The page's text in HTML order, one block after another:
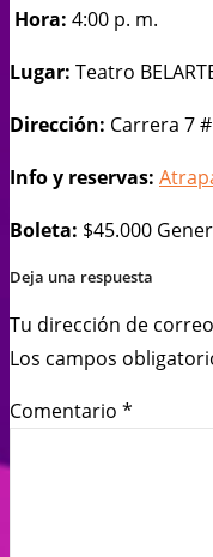
Hora: 4:00 p. m.
Lugar: Teatro
Dirección: Carrera 7
Info y reservas:
Boleta: $45.000
Deja una respuesta
Tu dirección de
Los campos
Comentario *